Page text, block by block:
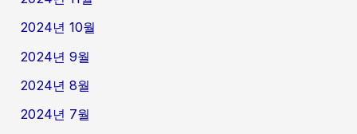
2024년 10월
2024년 9월
2024년 8월
2024년 7월